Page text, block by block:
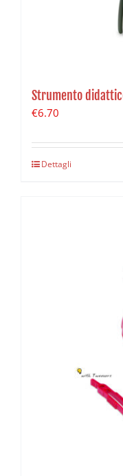
Strumento
€6.70
Dettagli